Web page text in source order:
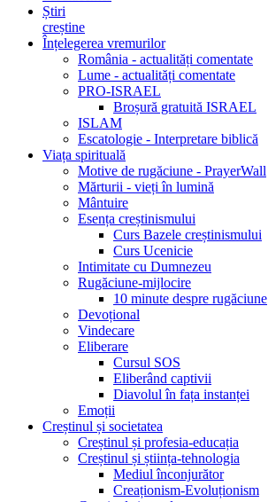
Știri
creștine
Înțelegerea vremurilor
România - actualități comentate
Lume - actualități comentate
PRO-ISRAEL
Broșură gratuită ISRAEL
ISLAM
Escatologie - Interpretare biblică
Viața spirituală
Motive de rugăciune - PrayerWall
Mărturii - vieți în lumină
Mântuire
Esența creștinismului
Curs Bazele creștinismului
Curs Ucenicie
Intimitate cu Dumnezeu
Rugăciune-mijlocire
10 minute despre rugăciune
Devoțional
Vindecare
Eliberare
Cursul SOS
Eliberând captivii
Diavolul în fața instanței
Emoții
Creștinul și societatea
Creștinul și profesia-educația
Creștinul și știința-tehnologia
Mediul înconjurător
Creaționism-Evoluționism